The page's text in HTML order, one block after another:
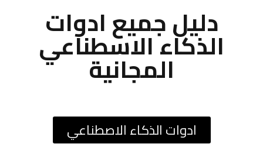
دليل جميع ادوات
الذكاء الاسطناعي
المجانية
ادوات الذكاء الاصطناعي